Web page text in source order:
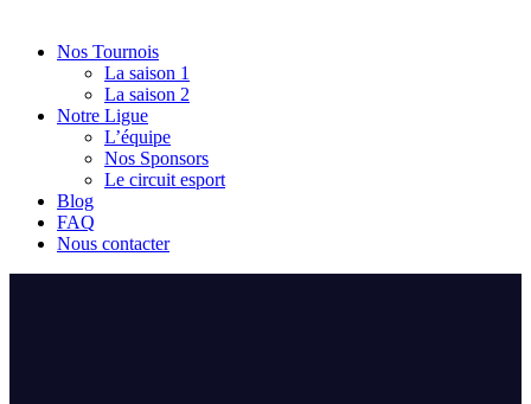
Nos Tournois
La saison 1
La saison 2
Notre Ligue
L’équipe
Nos Sponsors
Le circuit esport
Blog
FAQ
Nous contacter